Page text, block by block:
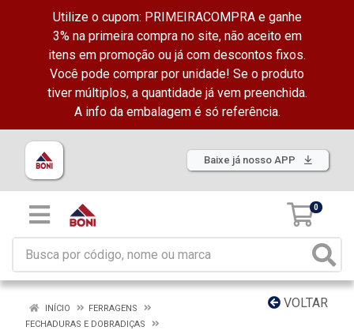
Utilize o cupom: PRIMEIRACOMPRA e ganhe
3% na primeira compra no site, não aceito em
itens em promoção ou já com descontos fixos.
Você pode comprar por unidade! Se o produto
tiver múltiplos, a quantidade já vem preenchida.
A info da embalagem é só referência.
Baixe já nosso APP
0
VOLTAR
INÍCIO
FERRAGENS
FECHADURAS E DOBRADIÇAS